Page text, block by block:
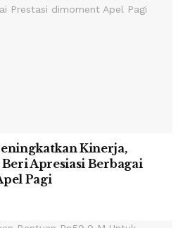
Kinerja,
Apresiasi Berbagai
Pagi